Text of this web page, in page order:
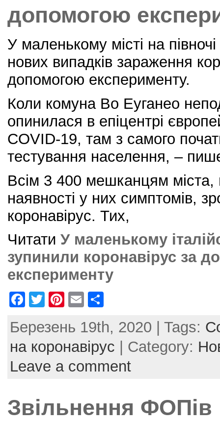
допомогою
У маленькому місті на
нових випадків зараження
допомогою експерименту.
Коли комуна Во Еуганео
опинилася в епіцентрі
COVID-19, там з самого
тестування населення, –
Всім 3 400 мешканцям міста,
наявності у них симптомів,
коронавірус. Тих,
Читати У маленькому
зупинили коронавірус за
експерименту
F
c
e
b
k
T
itt
er
Pi
er
e
st
E
ai
l
ar
e
Березень 19th, 2020 | Tags:
на коронавірус | Category:
Leave a comment
Звільнення ФОПів